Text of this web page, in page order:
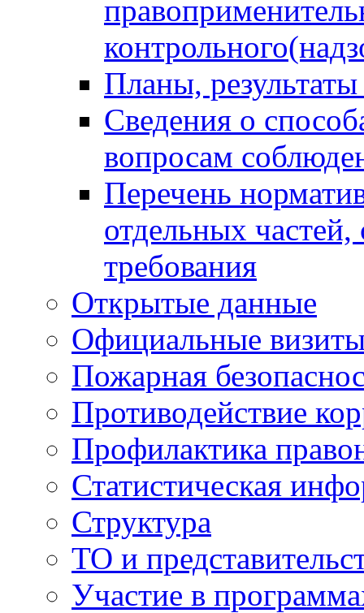
Планы,
Сведения о
вопросам
Перечень
отдельных
требования
Открытые данные
Официальные
Пожарная
Противодействие
Профилактика
Статистическая
Структура
ТО и
Участие в